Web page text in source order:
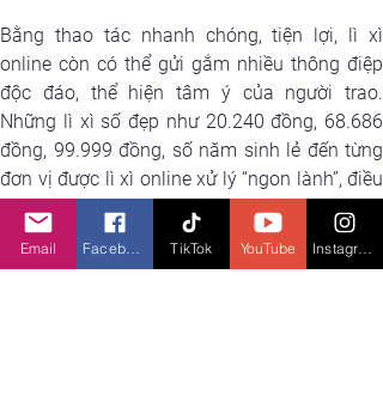
Bằng thao tác nhanh chóng, tiện lợi, lì xì
online còn có thể gửi gắm nhiều thông điệp
độc đáo, thể hiện tâm ý của người trao.
Những lì xì số đẹp như 20.240 đồng, 68.686
đồng, 99.999 đồng, số năm sinh lẻ đến từng
đơn vị được lì xì online xử lý “ngon lành”, điều
được xem là bất khả thi với lì xì truyền thống.
Sẽ không còn những cảnh tượng phong bao
giấy bị vứt chỏng chơ mỗi dịp Tết qua đi, thay
Email TikTok YouTube